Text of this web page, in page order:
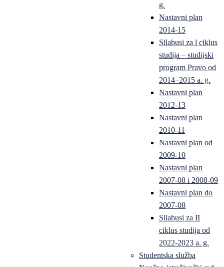
g.
Nastavni plan
2014-15
Silabusi za l ciklus
studija – studijski
program Pravo od
2014–2015 a. g.
Nastavni plan
2012-13
Nastavni plan
2010-11
Nastavni plan od
2009-10
Nastavni plan
2007-08 i 2008-09
Nastavni plan do
2007-08
Silabusi za II
ciklus studija od
2022-2023 a. g.
Studentska služba